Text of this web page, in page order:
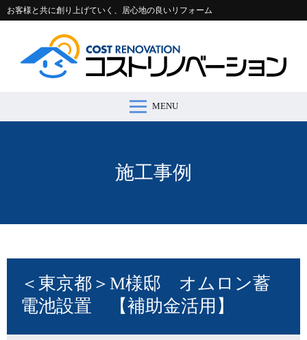
お客様と共に創り上げていく、居心地の良いリフォーム
MENU
施工事例
＜東京都＞M様邸 オムロン蓄
電池設置 【補助金活用】